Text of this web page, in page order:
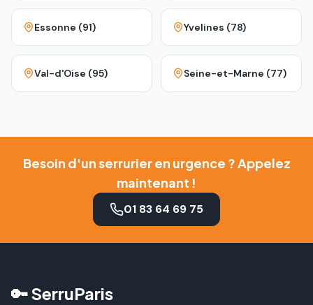
Essonne (91) Yvelines (78)
Val-d'Oise (95) Seine-et-Marne (77)
Besoin d'un serrurier en urgence ? Appelez
maintenant !
01 83 64 69 75
🔑 SerruParis